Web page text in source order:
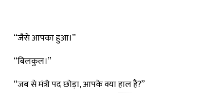
“जैसे आपका हुआ।”
“बिलकुल।”
“जब से मंत्री पद छोड़ा, आपके क्याहालहैं?”